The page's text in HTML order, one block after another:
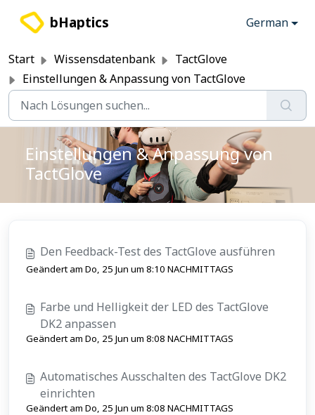
bHaptics German
Start Wissensdatenbank
TactGlove
Einstellungen & Anpassung von TactGlove
Einstellungen & Anpassung von
TactGlove
Den Feedback-Test des TactGlove ausführen
Geändert am Do, 25 Jun um 8:10 NACHMITTAGS
Farbe und Helligkeit der LED des TactGlove
DK2 anpassen
Geändert am Do, 25 Jun um 8:08 NACHMITTAGS
Automatisches Ausschalten des TactGlove DK2
einrichten
Geändert am Do, 25 Jun um 8:08 NACHMITTAGS